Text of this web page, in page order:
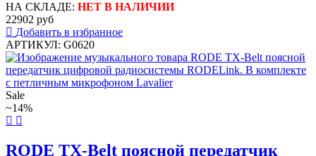
НА СКЛАДЕ: НЕТ В НАЛИЧИИ
22902 руб
Добавить в избранное
АРТИКУЛ: G0620
Sale
~14%
RODE TX-Belt поясной передатчик